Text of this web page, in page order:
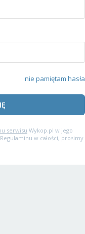
nie pamiętam hasła
serwisu Wykop.pl w jego
w całości, prosimy